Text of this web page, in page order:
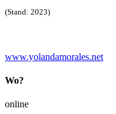
(Stand: 2023)
www.yolandamorales.net
Wo?
online